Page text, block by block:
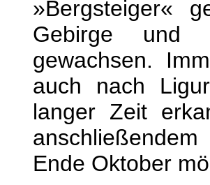
»Bergsteiger«
Gebirge und
gewachsen.
auch nach
langer Zeit
Ende Oktober